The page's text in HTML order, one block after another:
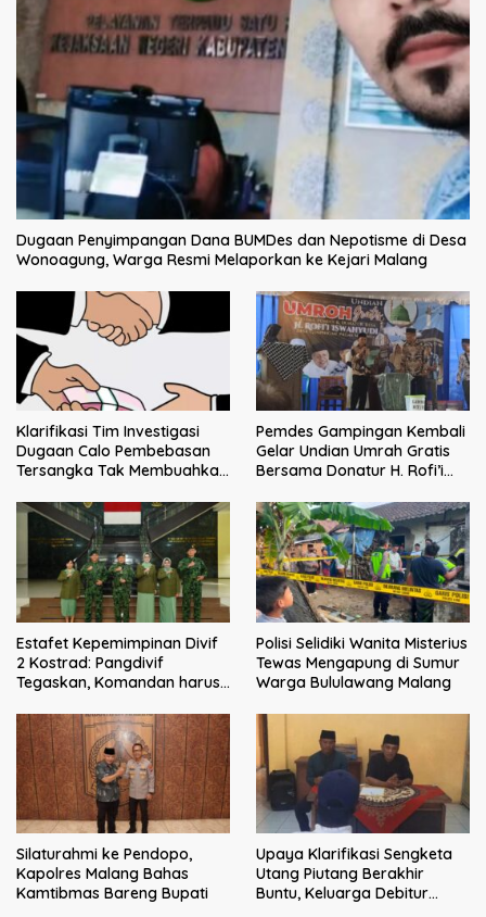
Dugaan Penyimpangan Dana BUMDes dan Nepotisme di Desa
Wonoagung, Warga Resmi Melaporkan ke Kejari Malang
Klarifikasi Tim Investigasi
Dugaan Calo Pembebasan
Tersangka Tak Membuahkan
Pemdes Gampingan Kembali
Gelar Undian Umrah Gratis
Bersama Donatur H. Rofi’i
bagi Pejuang Sosial
Estafet Kepemimpinan Divif
2 Kostrad: Pangdivif
Tegaskan, Komandan harus
dan solusi bagi prajurit
Polisi Selidiki Wanita Misterius
Tewas Mengapung di Sumur
Warga Bululawang Malang
Silaturahmi ke Pendopo,
Kapolres Malang Bahas
Kamtibmas Bareng Bupati
Upaya Klarifikasi Sengketa
Utang Piutang Berakhir
Buntu, Keluarga Debitur